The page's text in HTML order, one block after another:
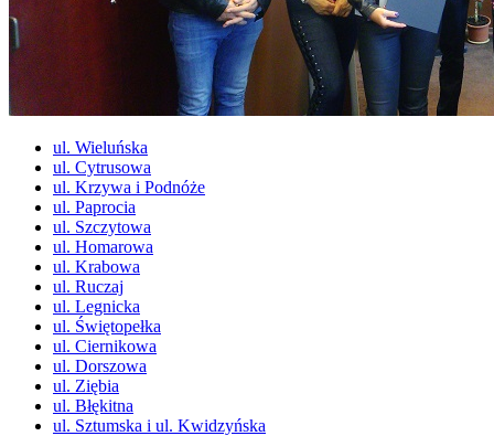
ul. Wieluńska
ul. Cytrusowa
ul. Krzywa i Podnóże
ul. Paprocia
ul. Szczytowa
ul. Homarowa
ul. Krabowa
ul. Ruczaj
ul. Legnicka
ul. Świętopełka
ul. Ciernikowa
ul. Dorszowa
ul. Ziębia
ul. Błękitna
ul. Sztumska i ul. Kwidzyńska